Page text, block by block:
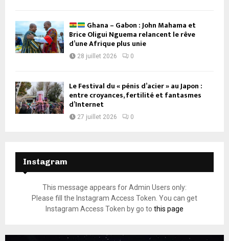
Ghana – Gabon : John Mahama et
Brice Oligui Nguema relancent le rêve
d’une Afrique plus unie
28 juillet 2026 0
Le Festival du « pénis d’acier » au Japon :
entre croyances, fertilité et fantasmes
d’Internet
27 juillet 2026 0
Instagram
This message appears for Admin Users only:
Please fill the Instagram Access Token. You can get
Instagram Access Token by go to this page